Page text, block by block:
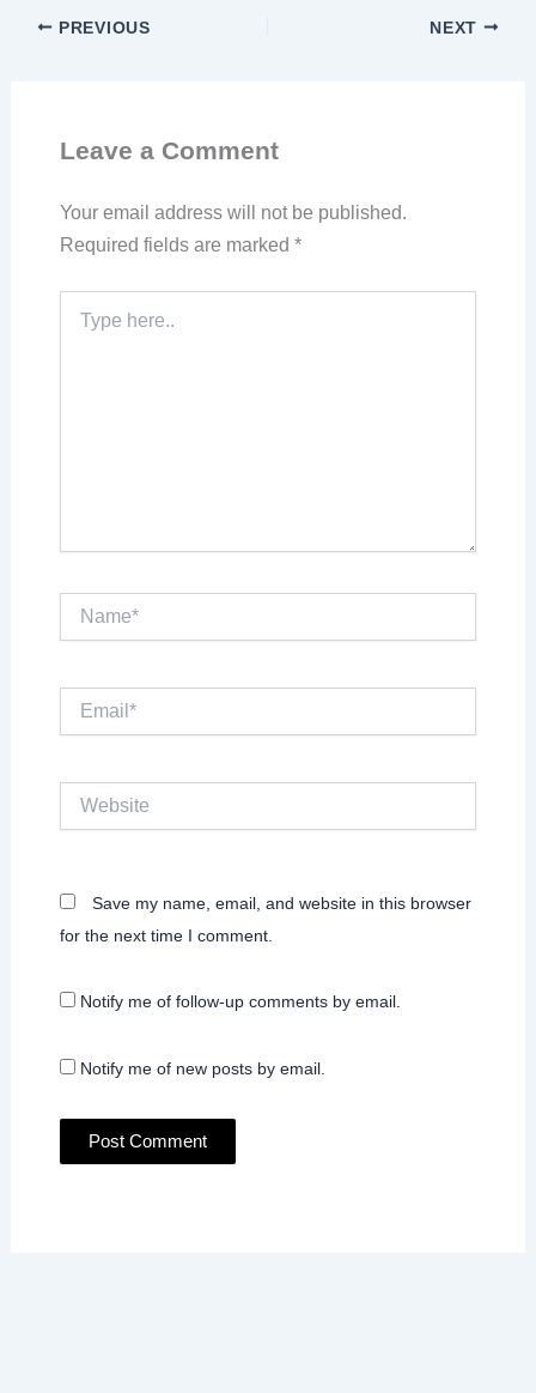
PREVIOUS NEXT
Leave a Comment
Your email address will not be published.
Required fields are marked *
here..
Name*
Email*
Save my name, email, and website in this browser
for the next time I comment.
Notify me of follow-up comments by email.
Notify me of new posts by email.